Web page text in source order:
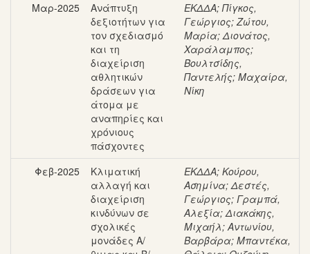
Μαρ-2025
Ανάπτυξη
δεξιοτήτων για
τον σχεδιασμό
και τη
διαχείριση
αθλητικών
δράσεων για
άτομα με
αναπηρίες και
χρόνιους
πάσχοντες
ΕΚΔΔΑ;Πίγκος,
Γεώργιος;Ζώτου,
Μαρία;Διονάτος,
Χαράλαμπος;
Βουλτσίδης,
Παντελής; Μαχαίρα,
Νίκη
Φεβ-2025
Κλιματική
αλλαγή και
διαχείριση
κινδύνων σε
σχολικές
μονάδες Α/
ΕΚΔΔΑ; Κούρου,
Ασημίνα;Δεστές,
Γεώργιος; Γραμπά,
Αλεξία;Διακάκης,
Μιχαήλ;Αντωνίου,
Βαρβάρα; Μπαντέκα,